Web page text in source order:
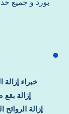
بورد و جميع
خبراء
إزالة
إزالة